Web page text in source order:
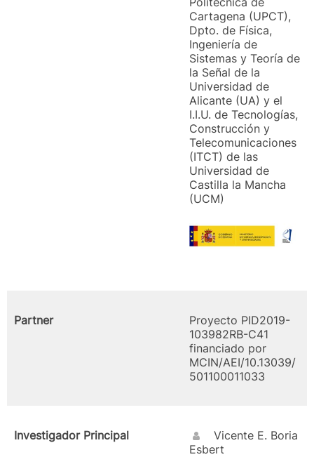
Cartagena (UPCT),
Dpto. de Física,
Ingeniería de
Sistemas y Teoría de
la Señal de la
Universidad de
Alicante (UA) y el
I.I.U. de Tecnologías,
Construcción y
Telecomunicaciones
(ITCT) de las
Universidad de
Castilla la Mancha
(UCM)
Partner
Proyecto PID2019-
103982RB-C41
financiado por
MCIN/AEI/10.13039/
501100011033
Investigador Principal
Vicente E. Boria
Esbert